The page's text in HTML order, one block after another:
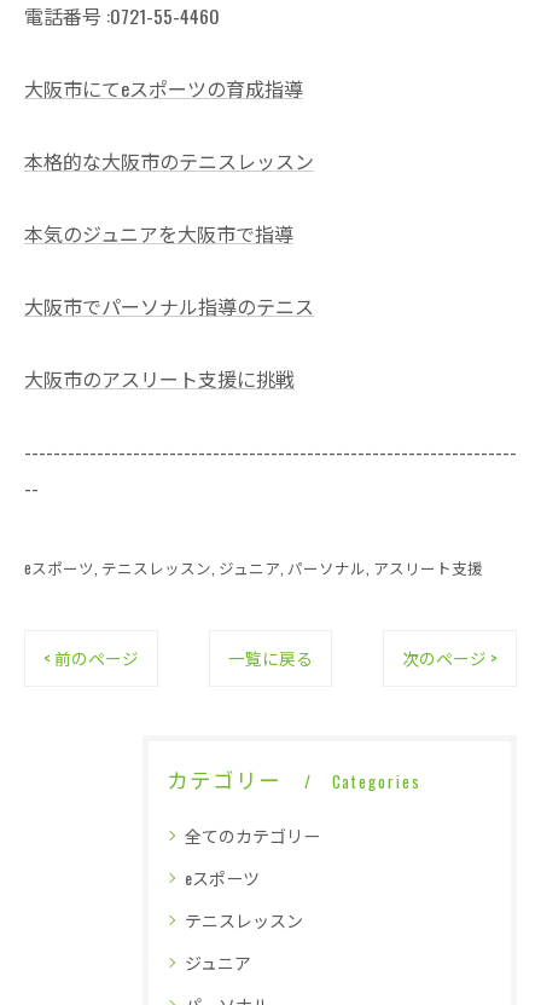
電話番号 :0721-55-4460
大阪市にてeスポーツの育成指導
本格的な大阪市のテニスレッスン
本気のジュニアを大阪市で指導
大阪市でパーソナル指導のテニス
大阪市のアスリート支援に挑戦
--------------------------------------------------------------------
--
eスポーツ テニスレッスン ジュニア パーソナル アスリート支援
< 前のページ 一覧に戻る 次のページ >
カテゴリー Categories
全てのカテゴリー
eスポーツ
テニスレッスン
ジュニア